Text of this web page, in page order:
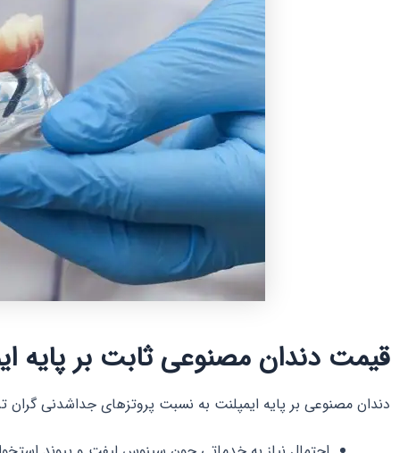
قیمت دندان مصنوعی ثابت بر پایه
دندان مصنوعی بر پایه ایمپلنت به نسبت پروتزهای جداشدنی گران